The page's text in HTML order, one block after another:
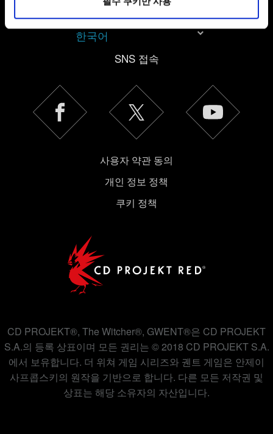
있습니다. 물론, 이처럼 선택적으로 쿠키를 사용할
경우에는 사용자의 동의를 구할 것입니다.
"Settings" 메뉴에서 확인할 수 있습니다.
한국어
SNS 접속
사용자 약관 동의
개인 정보 정책
쿠키 정책
CD PROJEKT®, The Witcher®, GWENT®은 CD PROJEKT
S.A.의 등록 상표이며 모든 권리는 © 2018 CD PROJEKT S.A.
에서 보유합니다. 더 위쳐 게임 시리즈와 궨트 게임은 안제이
사프콥스키의 원작을 기반으로 합니다. 다른 모든 저작권 및
상표는 해당 소유자의 자산입니다.